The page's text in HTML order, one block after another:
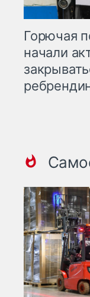
Горючая
начали